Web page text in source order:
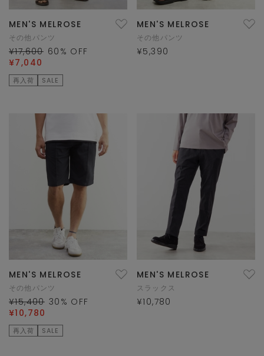
MEN'S MELROSE
その他パンツ
¥17,600 60 % OFF
¥7,040
再入荷 SALE
MEN'S MELROSE
その他パンツ
¥5,390
MEN'S MELROSE
その他パンツ
¥15,400 30 % OFF
¥10,780
再入荷 SALE
MEN'S MELROSE
スラックス
¥10,780